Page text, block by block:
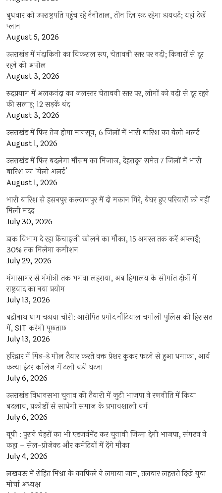
बुधवार को उपराष्ट्रपति पहुंच रहे नैनीताल, तीन दिन रूट रहेगा डायवर्ट; यहां देखें
प्‍लान
August 5, 2026
उत्तराखंड में मंदाकिनी का विकराल रूप, चेतावनी स्तर पर नदी; किनारों से दूर
रहने की अपील
August 3, 2026
रुद्रप्रयाग में अलकनंदा का जलस्तर चेतावनी स्तर पर, लोगों को नदी से दूर रहने
की सलाह; 12 सड़कें बंद
August 3, 2026
उत्तराखंड में फिर तेज होगा मानसून, 6 जिलों में भारी बारिश का येलो अलर्ट
August 1, 2026
उत्तराखंड में फिर बदलेगा मौसम का मिजाज, देहरादून समेत 7 जिलों में भारी
बारिश का ‘येलो अलर्ट’
August 1, 2026
भारी बारिश से हसनपुर कल्याणपुर में दो मकान गिरे, बेघर हुए परिवारों को नहीं
मिली मदद
July 30, 2026
डाक विभाग दे रहा फ्रेंचाइजी खोलने का मौका, 15 अगस्त तक करें अप्लाई;
30% तक मिलेगा कमीशन
July 29, 2026
गंगासागर से गंगोत्री तक भगवा लहराया, अब हिमालय के सीमांत क्षेत्रों में
राष्ट्रवाद का नया प्रयोग
July 13, 2026
बद्रीनाथ धाम चढ़ावा चोरी: आरोपित प्रमोद नौटियाल चमोली पुलिस की हिरासत
में, SIT करेगी पूछताछ
July 13, 2026
हरिद्वार में मिड-डे मील तैयार करते वक्त प्रेशर कुकर फटने से हुआ धमाका, आर्य
कन्या इंटर कॉलेज में टली बड़ी घटना
July 6, 2026
उत्तराखंंड विधानसभा चुनाव की तैयारी में जुटी भाजपा ने रणनीति में किया
बदलाव, प्रकोष्ठों से साधेगी समाज के प्रभावशाली वर्ग
July 6, 2026
यूपी : पुराने चेहरों का भी एडजर्नमेंट कर चुनावी जिम्मा देगी भाजपा, संगठन ने
कहा – सेल-प्रोजेक्ट और कमेटियों में देंगे मौका
July 4, 2026
लखनऊ में रोहित मिश्रा के काफिले ने लगाया जाम, तलवार लहराते दिखे युवा
मोर्चा अध्यक्ष